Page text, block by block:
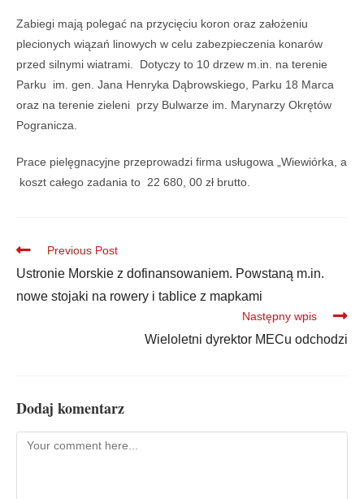
Zabiegi mają polegać na przycięciu koron oraz założeniu
plecionych wiązań linowych w celu zabezpieczenia konarów
przed silnymi wiatrami. Dotyczy to 10 drzew m.in. na terenie
Parku im. gen. Jana Henryka Dąbrowskiego, Parku 18 Marca
oraz na terenie zieleni przy Bulwarze im. Marynarzy Okrętów
Pogranicza.
Prace pielęgnacyjne przeprowadzi firma usługowa „Wiewiórka, a
koszt całego zadania to 22 680, 00 zł brutto.
Previous Post
Ustronie Morskie z dofinansowaniem. Powstaną m.in.
nowe stojaki na rowery i tablice z mapkami
Następny wpis
Wieloletni dyrektor MECu odchodzi
Dodaj komentarz